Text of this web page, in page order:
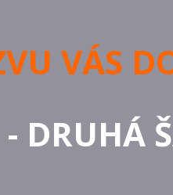
VÁS
- DRUHÁ